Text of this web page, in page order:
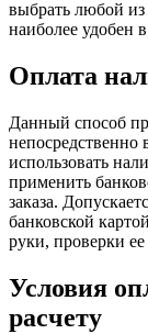
выбрать любой
наиболее удобен
Оплата
Данный способ
непосредственно
использовать
применить
заказа.
банковской
руки, проверки
Условия
расчету